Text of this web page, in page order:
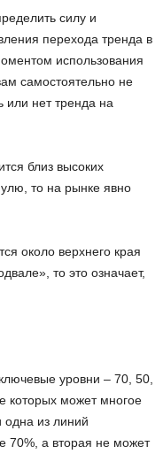
силу и
перехода тренда в
использования
самостоятельно не
или нет тренда на
близ высоких
то на рынке явно
около верхнего края
то это означает,
уровни – 70, 50,
которых может многое
одна из линий
70%, а вторая не может